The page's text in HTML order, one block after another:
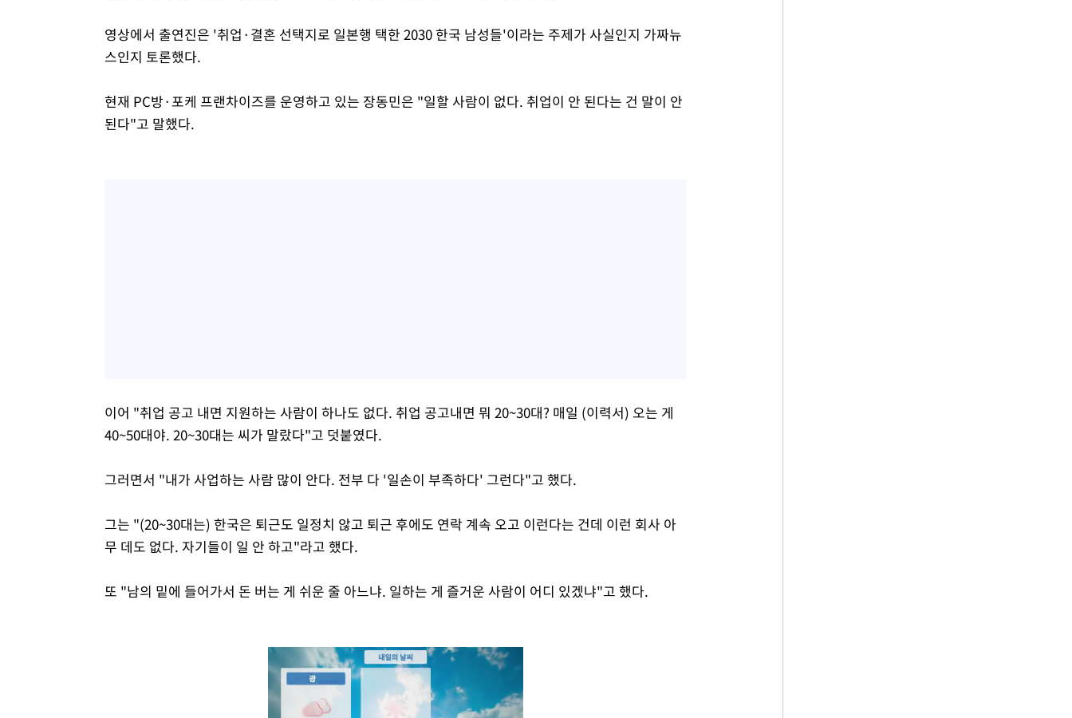
영상에서 출연진은 '취업·결혼 선택지로 일본행 택한 2030 한국 남성들'이라는 주제가 사실인지 가짜뉴
스인지 토론했다.
현재 PC방·포케 프랜차이즈를 운영하고 있는 장동민은 "일할 사람이 없다. 취업이 안 된다는 건 말이 안
된다"고 말했다.
이어 "취업 공고 내면 지원하는 사람이 하나도 없다. 취업 공고내면 뭐 20~30대? 매일 (이력서) 오는 게
40~50대야. 20~30대는 씨가 말랐다"고 덧붙였다.
그러면서 "내가 사업하는 사람 많이 안다. 전부 다 '일손이 부족하다' 그런다"고 했다.
그는 "(20~30대는) 한국은 퇴근도 일정치 않고 퇴근 후에도 연락 계속 오고 이런다는 건데 이런 회사 아
무 데도 없다. 자기들이 일 안 하고"라고 했다.
또 "남의 밑에 들어가서 돈 버는 게 쉬운 줄 아느냐. 일하는 게 즐거운 사람이 어디 있겠냐"고 했다.